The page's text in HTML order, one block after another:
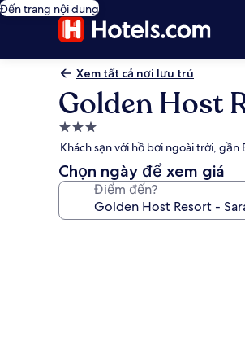
Đến trang nội dung
Xem tất cả nơi lưu trú
Golden Host
Nơi
lưu
trú
3.0
Khách sạn với hồ bơi ngoài trời,
Chọn ngày để xem giá
Điểm đến?